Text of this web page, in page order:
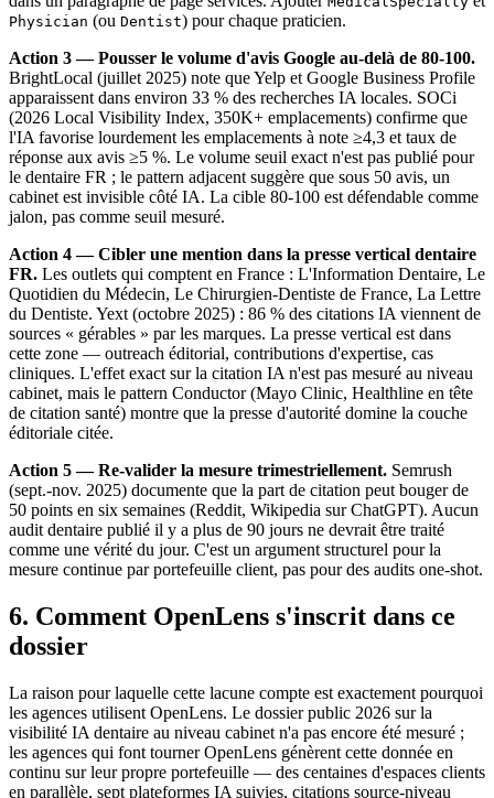
Physician (ou Dentist) pour chaque praticien.
Action 3 — Pousser le volume d'avis Google au-delà de 80-100.
BrightLocal (juillet 2025) note que Yelp et Google Business Profile
apparaissent dans environ 33 % des recherches IA locales. SOCi
(2026 Local Visibility Index, 350K+ emplacements) confirme que
l'IA favorise lourdement les emplacements à note ≥4,3 et taux de
réponse aux avis ≥5 %. Le volume seuil exact n'est pas publié pour
le dentaire FR ; le pattern adjacent suggère que sous 50 avis, un
cabinet est invisible côté IA. La cible 80-100 est défendable comme
jalon, pas comme seuil mesuré.
Action 4 — Cibler une mention dans la presse vertical dentaire
FR. Les outlets qui comptent en France : L'Information Dentaire, Le
Quotidien du Médecin, Le Chirurgien-Dentiste de France, La Lettre
du Dentiste. Yext (octobre 2025) : 86 % des citations IA viennent de
sources « gérables » par les marques. La presse vertical est dans
cette zone — outreach éditorial, contributions d'expertise, cas
cliniques. L'effet exact sur la citation IA n'est pas mesuré au niveau
cabinet, mais le pattern Conductor (Mayo Clinic, Healthline en tête
de citation santé) montre que la presse d'autorité domine la couche
éditoriale citée.
Action 5 — Re-valider la mesure trimestriellement. Semrush
(sept.-nov. 2025) documente que la part de citation peut bouger de
50 points en six semaines (Reddit, Wikipedia sur ChatGPT). Aucun
audit dentaire publié il y a plus de 90 jours ne devrait être traité
comme une vérité du jour. C'est un argument structurel pour la
mesure continue par portefeuille client, pas pour des audits one-shot.
6. Comment OpenLens s'inscrit dans ce
dossier
La raison pour laquelle cette lacune compte est exactement pourquoi
les agences utilisent OpenLens. Le dossier public 2026 sur la
visibilité IA dentaire au niveau cabinet n'a pas encore été mesuré ;
les agences qui font tourner OpenLens génèrent cette donnée en
continu sur leur propre portefeuille — des centaines d'espaces clients
en parallèle, sept plateformes IA suivies, citations source-niveau